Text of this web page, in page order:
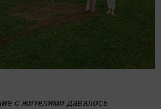
с жителями давалось